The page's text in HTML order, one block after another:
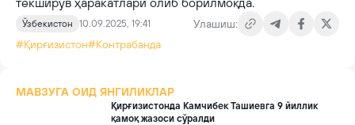
Ўзбекистон 10.09.2025, 19:41
Улашиш:
#Қирғизистон#Контрабанда
МАВЗУГА ОИД ЯНГИЛИКЛАР
Қирғизистонда Камчибек Ташиевга 9 йиллик
қамоқ жазоси сўралди